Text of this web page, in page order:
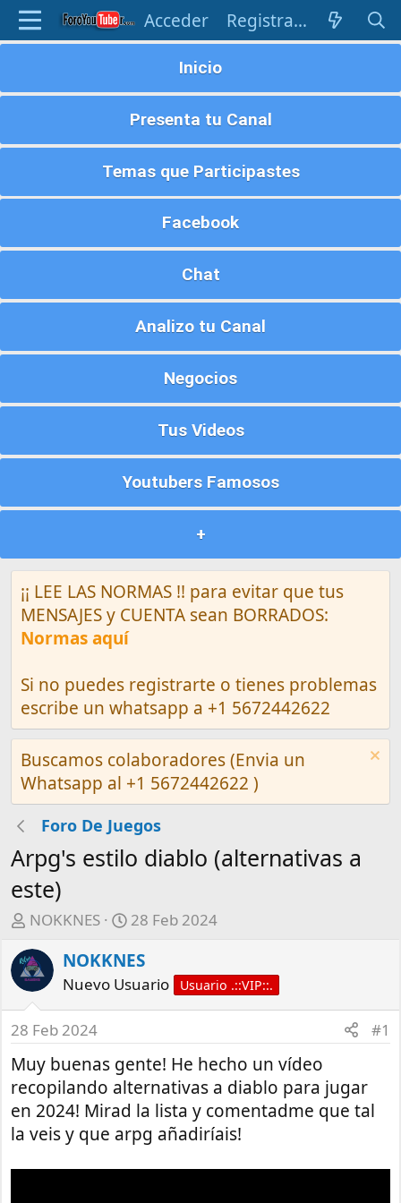
Acceder Registrarse
Inicio
Presenta tu Canal
Temas que Participastes
Facebook
Chat
Analizo tu Canal
Negocios
Tus Videos
Youtubers Famosos
+
¡¡ LEE LAS NORMAS !! para evitar que tus
MENSAJES y CUENTA sean BORRADOS:
Normas aquí
Si no puedes registrarte o tienes problemas
escribe un whatsapp a +1 5672442622
Buscamos colaboradores (Envia un
Whatsapp al +1 5672442622 )
Foro De Juegos
Arpg's estilo diablo (alternativas a
este)
A
t
o
r
NOKKNES
F
c
h
e
i
n
i
o
28 Feb 2024
NOKKNES
Nuevo Usuario Usuario .::VIP::.
28 Feb 2024 #1
Muy buenas gente! He hecho un vídeo
recopilando alternativas a diablo para jugar
en 2024! Mirad la lista y comentadme que tal
la veis y que arpg añadiríais!